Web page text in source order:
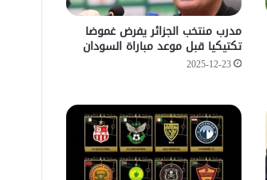
مدرب منتخب الجزائر يفرض غموضا
تكتيكيا قبل موعد مباراة السودان
2025-12-23